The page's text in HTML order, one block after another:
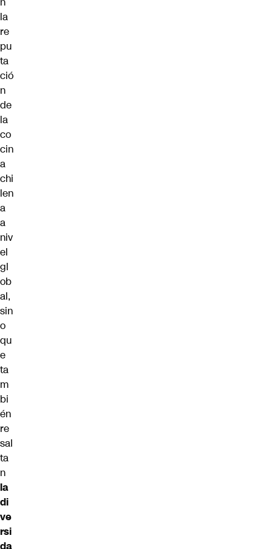
la
re
pu
ta
ció
n
de
la
co
cin
a
chi
len
a
a
niv
el
gl
ob
al,
sin
o
qu
e
ta
m
bi
én
re
sal
ta
n
la
di
ve
rsi